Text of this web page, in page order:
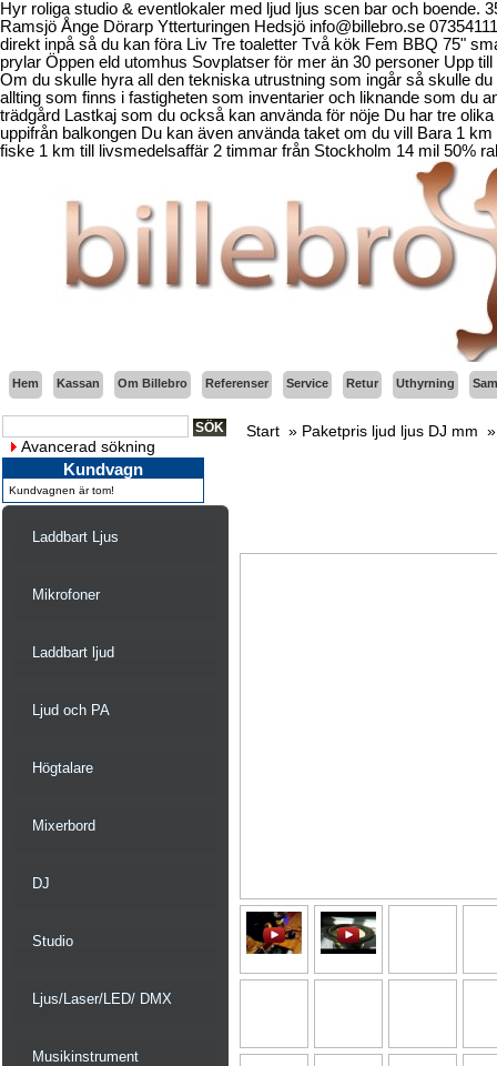
Hyr roliga studio & eventlokaler med ljud ljus scen bar och
Ramsjö Ånge Dörarp Ytterturingen Hedsjö info@billebro.se
direkt inpå så du kan föra Liv Tre toaletter Två kök Fem BBQ 75"
prylar Öppen eld utomhus Sovplatser för mer än 30 personer Upp
Om du skulle hyra all den tekniska utrustning som ingår så skulle
allting som finns i fastigheten som inventarier och liknande som du
trädgård Lastkaj som du också kan använda för nöje Du har tre
uppifrån balkongen Du kan även använda taket om du vill Bara 1
fiske 1 km till livsmedelsaffär 2 timmar från Stockholm 14 mil 50%
Hem Kassan Om Billebro Referenser Service Retur Uthyrning
Avancerad sökning
Kundvagn
Kundvagnen är tom!
Laddbart Ljus
Mikrofoner
Laddbart ljud
Ljud och PA
Högtalare
Mixerbord
DJ
Studio
Ljus/Laser/LED/ DMX
Musikinstrument
Start » Paketpris ljud ljus DJ mm